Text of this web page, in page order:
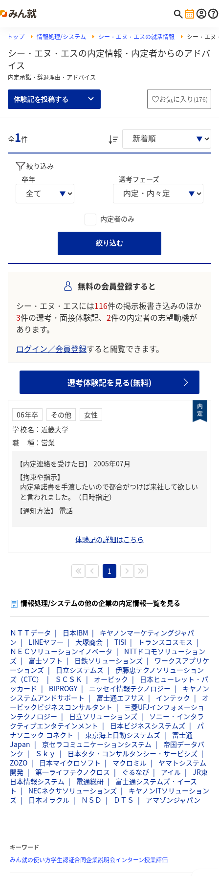
トップ 情報処理/システム シー・エヌ・エスの就活情報 シー・エヌ
シー・エヌ・エスの内定情報・内定者からのアドバ
イス
内定承諾・辞退理由・アドバイス
体験記を投稿する お気に入り (176)
全1件
絞り込み
卒年
選考フェーズ
内定者のみ
絞り込む
無料の会員登録すると
シー・エヌ・エスには116件の掲示板書き込みのほか
3件の選考・面接体験記、 2件の内定者の志望動機が
あります。
ログイン／会員登録すると閲覧できます。
選考体験記を見る(無料)
06年卒 その他
女性
学校名 ： 近畿大学
職種 ： 営業
【内定連絡を受けた日】
2005年07月
【拘束や指示】
内定承諾書を手渡したいので都合がつけば来社して欲しい
と言われました。（日時指定）
【通知方法】
電話
体験記の詳細はこちら
1
情報処理/システムの他の企業の内定情報一覧を見る
ＮＴＴデータ 日本IBM
キヤノンマーケティングジャパ
ン
LINEヤフー 大塚商会 TISI
トランスコスモス
ＮＥＣソリューションイノベータ
NTTドコモソリューション
ズ
富士ソフト 日鉄ソリューションズ
ワークスアプリケ
ーションズ
日立システムズ
伊藤忠テクノソリューション
ズ（CTC）
ＳＣＳＫ オービック
日本ヒューレット・パ
ッカード
BIPROGY ニッセイ情報テクノロジー
キヤノン
システムアンドサポート
富士通エフサス インテック
オ
ービックビジネスコンサルタント
三菱UFJインフォメーショ
ンテクノロジー
日立ソリューションズ
ソニー・インタラ
クティブエンタテインメント
日本ビジネスシステムズ
パ
ナソニック コネクト
東京海上日動システムズ
富士通
Japan
京セラコミュニケーションシステム
帝国データバ
ンク
Ｓｋｙ
日本タタ・コンサルタンシー・サービシズ
ZOZO
日本マイクロソフト マクロミル
ヤマトシステム
開発
第一ライフテクノクロス ぐるなび アイル
JR東
日本情報システム
電通総研
富士通システムズ・イース
ト
NECネクサソリューションズ
キヤノンITソリューション
ズ
日本オラクル ＮＳＤ ＤＴＳ アマゾンジャパン
キーワード
みん就の使い方学生認証合同企業説明会インターン授業評価